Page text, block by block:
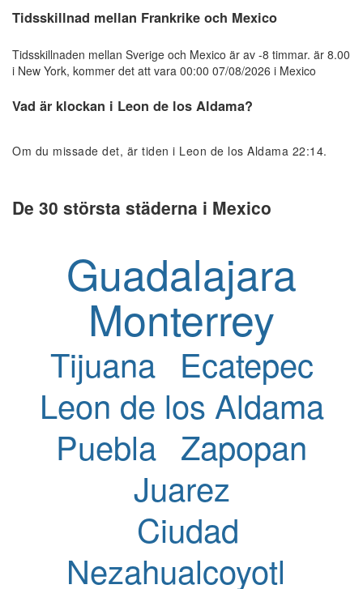
Tidsskillnad mellan Frankrike och Mexico
Tidsskillnaden mellan Sverige och Mexico är av -8 timmar. är 8.00
i New York, kommer det att vara 00:00 07/08/2026 i Mexico
Vad är klockan i Leon de los Aldama?
Om du missade det, är tiden i Leon de los Aldama 22:14.
De 30 största städerna i Mexico
Guadalajara
Monterrey
Tijuana Ecatepec
Leon de los Aldama
Puebla Zapopan
Juarez
Ciudad
Nezahualcoyotl